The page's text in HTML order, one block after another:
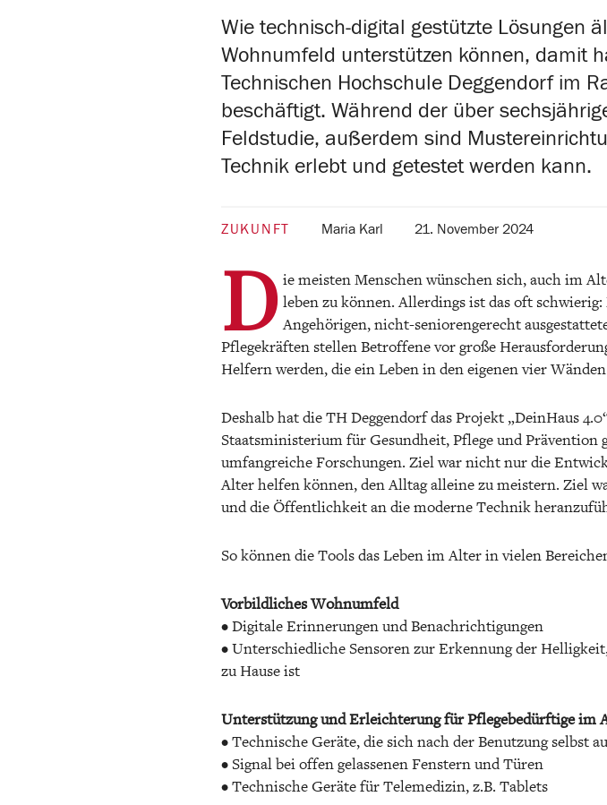
Wie technisch-digital gestützte Lösungen
Wohnumfeld unterstützen können, damit
Technischen Hochschule Deggendorf im
beschäftigt. Während der über
Feldstudie, außerdem sind
Technik erlebt und getestet werden kann.
ZUKUNFT Maria Karl 21. November 2024
D ie meisten Menschen wünschen sich, auch im
leben zu können. Allerdings ist das oft
Angehörigen, nicht-seniorengerecht
Pflegekräften stellen Betroffene vor große
Helfern werden, die ein Leben in den eigenen vier
Deshalb hat die TH Deggendorf das Projekt „DeinHaus
Staatsministerium für Gesundheit, Pflege und Prävention
umfangreiche Forschungen. Ziel war nicht nur die
Alter helfen können, den Alltag alleine zu meistern. Ziel
und die Öffentlichkeit an die moderne Technik
So können die Tools das Leben im Alter in vielen
Vorbildliches Wohnumfeld
• Digitale Erinnerungen und Benachrichtigungen
• Unterschiedliche Sensoren zur Erkennung der
zu Hause ist
Unterstützung und Erleichterung für Pflegebedürftige im
• Technische Geräte, die sich nach der Benutzung selbst
• Signal bei offen gelassenen Fenstern und Türen
• Technische Geräte für Telemedizin, z.B. Tablets